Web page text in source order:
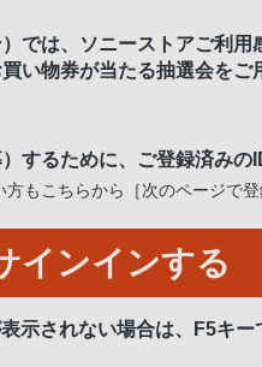
では、ソニーストアご利用
い物券が当たる抽選会をご
するために、ご登録済みの
もこちらから［次のページで登
インインする
示されない場合は、F5キー